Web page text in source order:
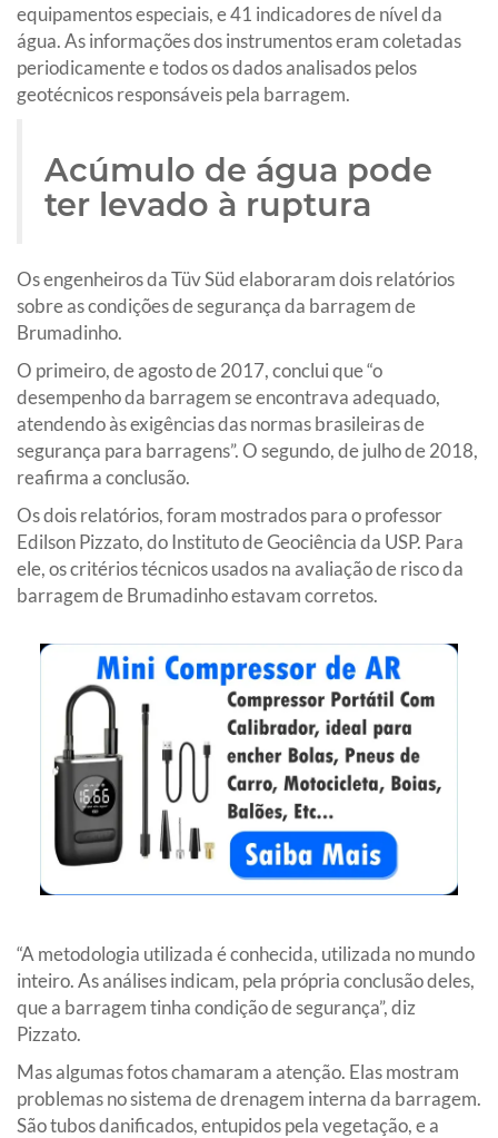
equipamentos especiais, e 41 indicadores de nível da
água. As informações dos instrumentos eram coletadas
periodicamente e todos os dados analisados pelos
geotécnicos responsáveis pela barragem.
Acúmulo de água pode
ter levado à ruptura
Os engenheiros da Tüv Süd elaboraram dois relatórios
sobre as condições de segurança da barragem de
Brumadinho.
O primeiro, de agosto de 2017, conclui que “o
desempenho da barragem se encontrava adequado,
atendendo às exigências das normas brasileiras de
segurança para barragens”. O segundo, de julho de 2018,
reafirma a conclusão.
Os dois relatórios, foram mostrados para o professor
Edilson Pizzato, do Instituto de Geociência da USP. Para
ele, os critérios técnicos usados na avaliação de risco da
barragem de Brumadinho estavam corretos.
“A metodologia utilizada é conhecida, utilizada no mundo
inteiro. As análises indicam, pela própria conclusão deles,
que a barragem tinha condição de segurança”, diz
Pizzato.
Mas algumas fotos chamaram a atenção. Elas mostram
problemas no sistema de drenagem interna da barragem.
São tubos danificados, entupidos pela vegetação, e a